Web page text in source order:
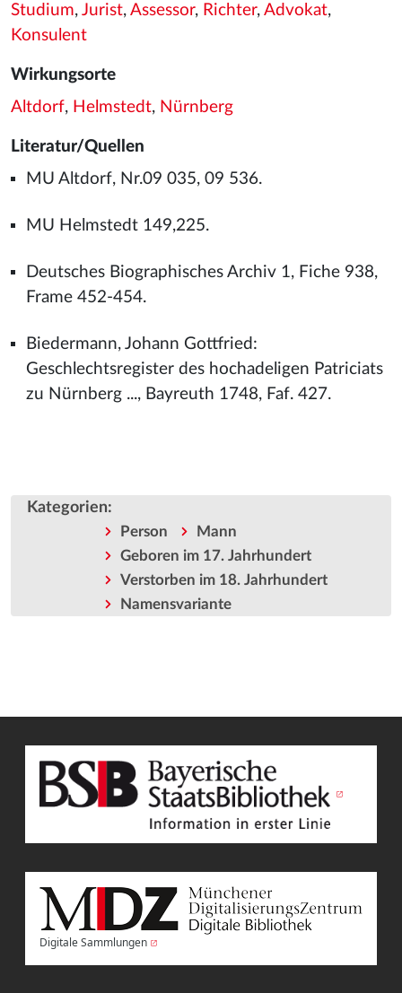
Studium, Jurist, Assessor, Richter, Advokat,
Konsulent
Wirkungsorte
Altdorf, Helmstedt, Nürnberg
Literatur/Quellen
MU Altdorf, Nr.09 035, 09 536.
MU Helmstedt 149,225.
Deutsches Biographisches Archiv 1, Fiche 938,
Frame 452-454.
Biedermann, Johann Gottfried:
Geschlechtsregister des hochadeligen Patriciats
zu Nürnberg ..., Bayreuth 1748, Faf. 427.
Kategorien:
Person
Mann
Geboren im 17. Jahrhundert
Verstorben im 18. Jahrhundert
Namensvariante
Digitale Sammlungen